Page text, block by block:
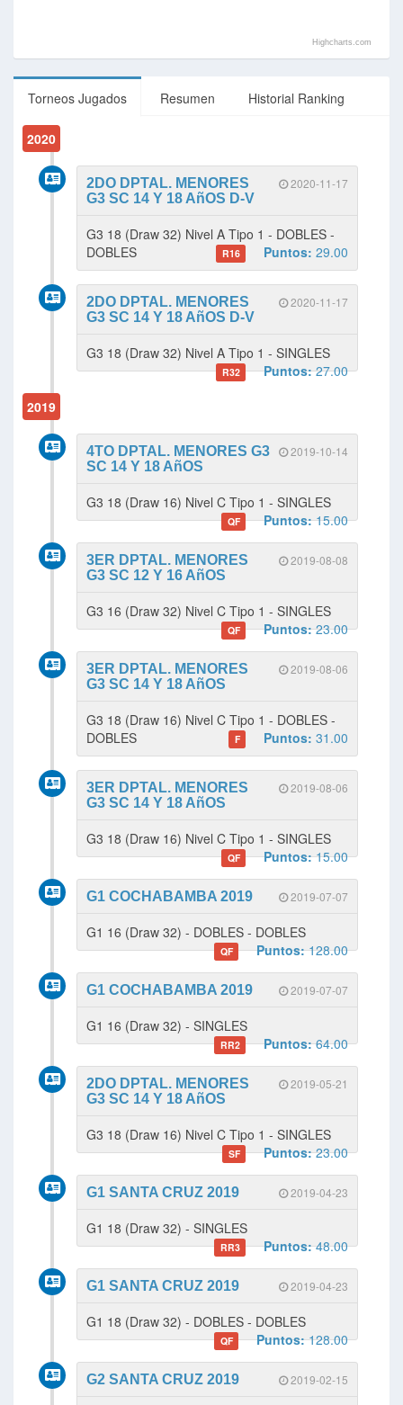
Highcharts.com
Torneos Jugados Resumen Historial Ranking
2020
2020-11-17
2DO DPTAL. MENORES
G3 SC 14 Y 18 AñOS D-V
G3 18 (Draw 32) Nivel A Tipo 1 - DOBLES -
DOBLES
R16 Puntos: 29.00
2020-11-17
2DO DPTAL. MENORES
G3 SC 14 Y 18 AñOS D-V
G3 18 (Draw 32) Nivel A Tipo 1 - SINGLES
R32 Puntos:27.00
2019
2019-10-14
4TO DPTAL. MENORES G3
SC 14 Y 18 AñOS
G3 18 (Draw 16) Nivel C Tipo 1 - SINGLES
QF Puntos:15.00
2019-08-08
3ER DPTAL. MENORES
G3 SC 12 Y 16 AñOS
G3 16 (Draw 32) Nivel C Tipo 1 - SINGLES
QF Puntos:23.00
2019-08-06
3ER DPTAL. MENORES
G3 SC 14 Y 18 AñOS
G3 18 (Draw 16) Nivel C Tipo 1 - DOBLES -
DOBLES
F Puntos: 31.00
2019-08-06
3ER DPTAL. MENORES
G3 SC 14 Y 18 AñOS
G3 18 (Draw 16) Nivel C Tipo 1 - SINGLES
QF Puntos:15.00
2019-07-07
G1 COCHABAMBA 2019
G1 16 (Draw 32) - DOBLES - DOBLES
QF Puntos:128.00
2019-07-07
G1 COCHABAMBA 2019
G1 16 (Draw 32) - SINGLES
RR2 Puntos:64.00
2019-05-21
2DO DPTAL. MENORES
G3 SC 14 Y 18 AñOS
G3 18 (Draw 16) Nivel C Tipo 1 - SINGLES
SF Puntos:23.00
2019-04-23
G1 SANTA CRUZ 2019
G1 18 (Draw 32) - SINGLES
RR3 Puntos:48.00
2019-04-23
G1 SANTA CRUZ 2019
G1 18 (Draw 32) - DOBLES - DOBLES
QF Puntos:128.00
2019-02-15
G2 SANTA CRUZ 2019